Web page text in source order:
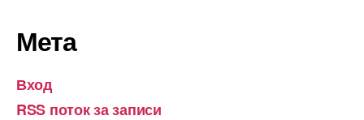
Мета
Вход
RSS поток за записи